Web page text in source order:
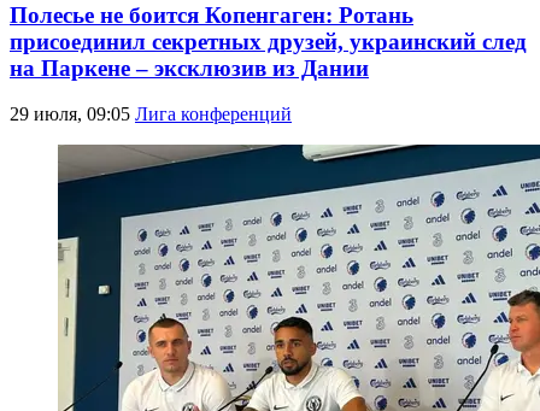
Полесье не боится Копенгаген: Ротань
присоединил секретных друзей, украинский след
на Паркене – эксклюзив из Дании
29 июля, 09:05 Лига конференций